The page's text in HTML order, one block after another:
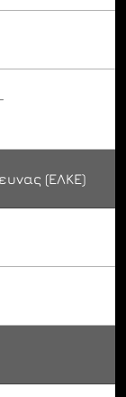
(ΕΛΚΕ)